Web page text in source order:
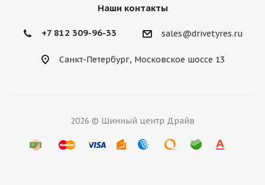
Наши контакты
+7 812 309-96-33 sales@drivetyres.ru
Санкт-Петербург, Московское шоссе 13
2026 © Шинный центр Драйв